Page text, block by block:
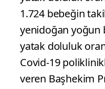
1.724 bebeğin
yenidoğan yoğun
yatak doluluk
Covid-19
veren Başhekim